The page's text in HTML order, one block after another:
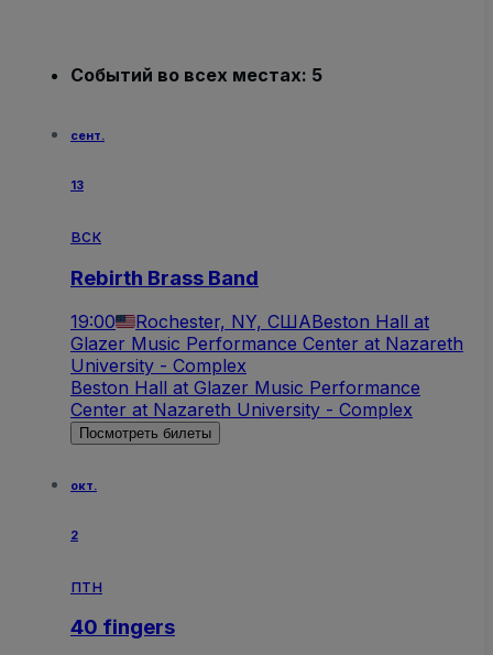
Событий во всех местах: 5
сент.
13
вск
Rebirth Brass Band
19:00 Rochester, NY, СШАBeston Hall at
Glazer Music Performance Center at Nazareth
University - Complex
Beston Hall at Glazer Music Performance
Center at Nazareth University - Complex
Посмотреть билеты
окт.
2
птн
40 fingers